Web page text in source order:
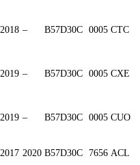
2018 – B57D30C 0005 CTC
2019 – B57D30C 0005 CXE
2019 – B57D30C 0005 CUO
2017 2020 B57D30C 7656 ACL